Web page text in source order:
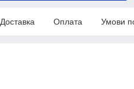
Доставка Оплата Умови